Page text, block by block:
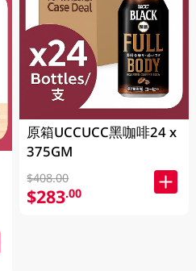
原箱UCCUCC黑咖啡24 x
375GM
$408.00
$283.00